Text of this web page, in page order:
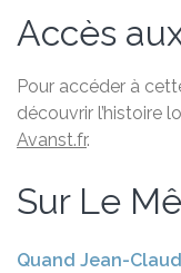
Accès
Pour accéder à
découvrir l’histoire
Avanst.fr.
Sur Le
Quand Jean-